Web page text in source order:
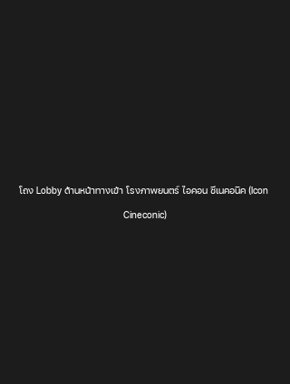
โถง Lobby ด้านหน้าทางเข้า โรงภาพยนตร์ ไอคอน ซีเนคอนิค (Icon
Cineconic)